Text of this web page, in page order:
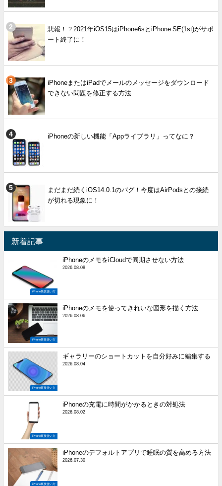
悲報！？2021年iOS15はiPhone6sとiPhone SE(1st)がサポ
ート終了に！
iPhoneまたはiPadでメールのメッセージをダウンロード
できない問題を修正する方法
iPhoneの新しい機能「Appライブラリ」ってなに？
まだまだ続くiOS14.0.1のバグ！今度はAirPodsとの接続
が切れる現象に！
新着記事
iPhone裏技使い方
iPhoneのメモをiCloudで同期させない方法
2026.08.08
iPhone裏技使い方
iPhoneのメモを使ってきれいな図形を描く方法
2026.08.06
iPhone裏技使い方
ギャラリーのショートカットを自分好みに編集する
2026.08.04
iPhone裏技使い方
iPhoneの充電に時間がかかるときの対処法
2026.08.02
iPhone裏技使い方
iPhoneのデフォルトアプリで睡眠の質を高める方法
2026.07.30